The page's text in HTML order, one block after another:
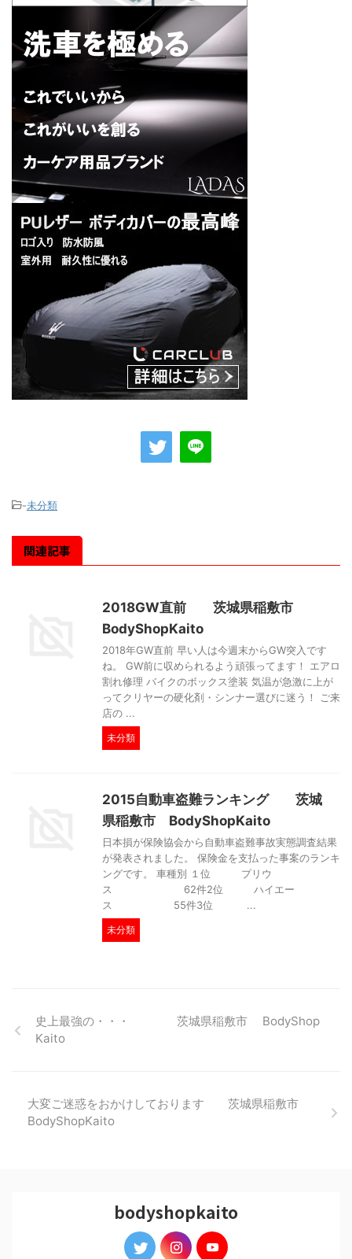
-未分類
関連記事
2018GW直前 茨城県稲敷市
BodyShopKaito
2018年GW直前 早い人は今週末からGW突入です
ね。 GW前に収められるよう頑張ってます！ エアロ
割れ修理 バイクのボックス塗装 気温が急激に上が
ってクリヤーの硬化剤・シンナー選びに迷う！ ご来
店の ...
未分類
2015自動車盗難ランキング 茨城
県稲敷市 BodyShopKaito
日本損が保険協会から自動車盗難事故実態調査結果
が発表されました。 保険金を支払った事案のランキ
ングです。 車種別 １位 プリウ
ス 62件2位 ハイエー
ス 55件3位 ...
未分類
史上最強の・・・ 茨城県稲敷市 BodyShop
Kaito
大変ご迷惑をおかけしております 茨城県稲敷市
BodyShopKaito
bodyshopkaito